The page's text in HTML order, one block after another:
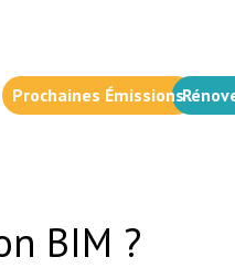
Prochaines Émissions
BIM ?